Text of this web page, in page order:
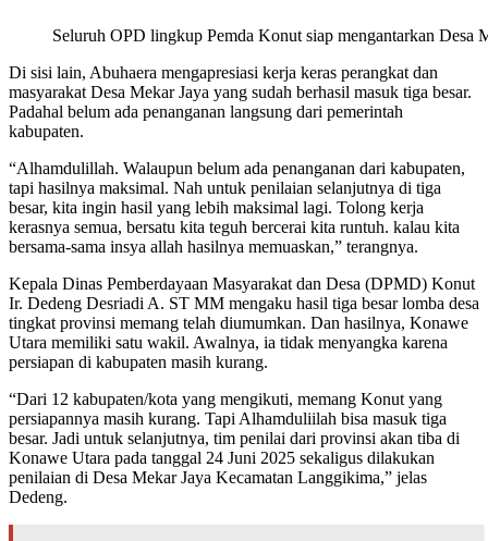
Seluruh OPD lingkup Pemda Konut siap mengantarkan Desa
Di sisi lain, Abuhaera mengapresiasi kerja keras perangkat dan
masyarakat Desa Mekar Jaya yang sudah berhasil masuk tiga besar.
Padahal belum ada penanganan langsung dari pemerintah
kabupaten.
“Alhamdulillah. Walaupun belum ada penanganan dari kabupaten,
tapi hasilnya maksimal. Nah untuk penilaian selanjutnya di tiga
besar, kita ingin hasil yang lebih maksimal lagi. Tolong kerja
kerasnya semua, bersatu kita teguh bercerai kita runtuh. kalau kita
bersama-sama insya allah hasilnya memuaskan,” terangnya.
Kepala Dinas Pemberdayaan Masyarakat dan Desa (DPMD) Konut
Ir. Dedeng Desriadi A. ST MM mengaku hasil tiga besar lomba desa
tingkat provinsi memang telah diumumkan. Dan hasilnya, Konawe
Utara memiliki satu wakil. Awalnya, ia tidak menyangka karena
persiapan di kabupaten masih kurang.
“Dari 12 kabupaten/kota yang mengikuti, memang Konut yang
persiapannya masih kurang. Tapi Alhamduliilah bisa masuk tiga
besar. Jadi untuk selanjutnya, tim penilai dari provinsi akan tiba di
Konawe Utara pada tanggal 24 Juni 2025 sekaligus dilakukan
penilaian di Desa Mekar Jaya Kecamatan Langgikima,” jelas
Dedeng.